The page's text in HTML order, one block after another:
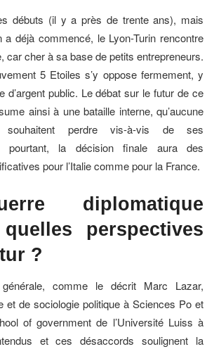
débuts (il y a près de trente ans), mais
a déjà commencé, le Lyon-Turin rencontre
car cher à sa base de petits entrepreneurs.
5 Etoiles s’y oppose fermement, y
d’argent public. Le débat sur le futur de ce
ainsi à une bataille interne, qu’aucune
perdre vis-à-vis de ses
pourtant, la décision finale aura des
pour l’Italie comme pour la France.
diplomatique
perspectives
?
comme le décrit Marc Lazar,
et de sociologie politique à Sciences Po et
of government de l’Université Luiss à
et ces désaccords soulignent la